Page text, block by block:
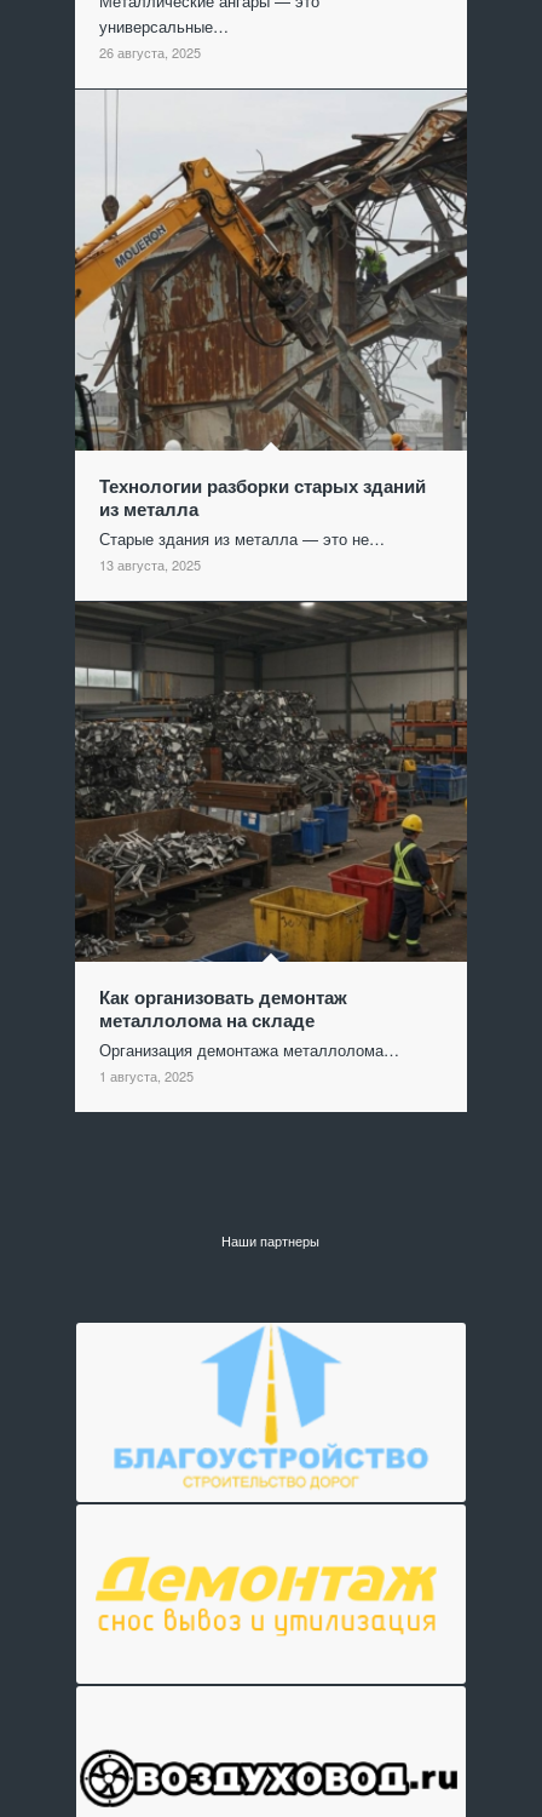
универсальные…
26 августа, 2025
Технологии разборки старых зданий
из металла
Старые здания из металла — это не…
13 августа, 2025
Как организовать демонтаж
металлолома на складе
Организация демонтажа металлолома…
1 августа, 2025
Наши партнеры